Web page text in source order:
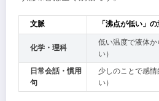
文脈 「沸点が低い」
化学・理科
低い温度で液体
い）
日常会話・慣用
句
少しのことで感
い）